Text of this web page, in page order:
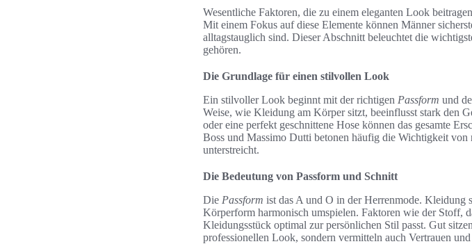
Wesentliche Faktoren, die zu einem eleganten Look
Mit einem Fokus auf diese Elemente können Männer
alltagstauglich sind. Dieser Abschnitt beleuchtet die
gehören.
Die Grundlage für einen stilvollen Look
Ein stilvoller Look beginnt mit der richtigen Passform und
Weise, wie Kleidung am Körper sitzt, beeinflusst stark den
oder eine perfekt geschnittene Hose können das gesamte
Boss und Massimo Dutti betonen häufig die Wichtigkeit
unterstreicht.
Die Bedeutung von Passform und Schnitt
Die Passform ist das A und O in der Herrenmode. Kleidung
Körperform harmonisch umspielen. Faktoren wie der Stoff,
Kleidungsstück optimal zur persönlichen Stil passt. Gut
professionellen Look, sondern vermitteln auch Vertrauen und